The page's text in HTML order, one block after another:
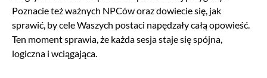
Poznacie też ważnych NPCów oraz dowiecie się, jak
sprawić, by cele Waszych postaci napędzały całą opowieść.
Ten moment sprawia, że każda sesja staje się spójna,
logiczna i wciągająca.